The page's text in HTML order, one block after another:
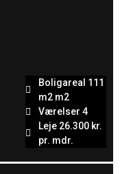
Boligareal 111
m2 m2
Værelser 4
Leje 26.300 kr.
pr. mdr.